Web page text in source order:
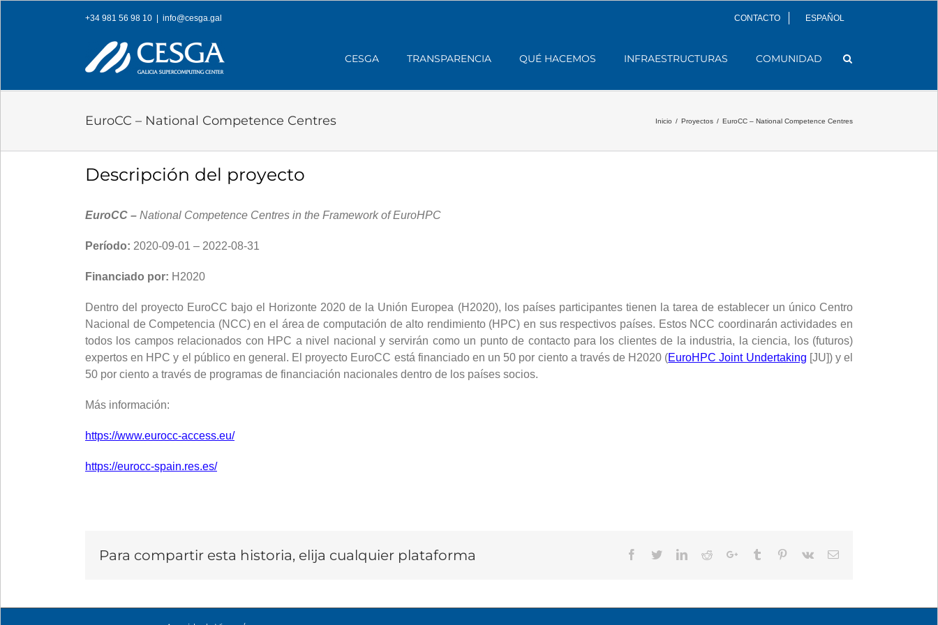
+34 981 56 98 10 info@cesga.gal CONTACTO ESPAÑOL
CESGA TRANSPARENCIA QUÉ HACEMOS INFRAESTRUCTURAS COMUNIDAD
EuroCC – National Competence Centres Inicio / Proyectos / EuroCC – National Competence Centres
Descripción del proyecto
EuroCC – National Competence Centres in the Framework of EuroHPC
Período: 2020-09-01 – 2022-08-31
Financiado por: H2020
Dentro del proyecto EuroCC bajo el Horizonte 2020 de la Unión Europea (H2020), los países participantes tienen la tarea de establecer un único Centro
Nacional de Competencia (NCC) en el área de computación de alto rendimiento (HPC) en sus respectivos países. Estos NCC coordinarán actividades en
todos los campos relacionados con HPC a nivel nacional y servirán como un punto de contacto para los clientes de la industria, la ciencia, los (futuros)
expertos en HPC y el público en general. El proyecto EuroCC está financiado en un 50 por ciento a través de H2020 (EuroHPC Joint Undertaking [JU]) y el
50 por ciento a través de programas de financiación nacionales dentro de los países socios.
Más información:
https://www.eurocc-access.eu/
https://eurocc-spain.res.es/
Para compartir esta historia, elija cualquier plataforma Facebook
TwitterLinkedIn
RedditGoogle+Tumblr Pinterest
Vk Email